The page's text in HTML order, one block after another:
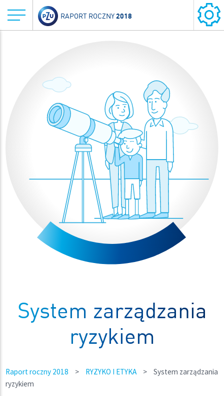
RAPORT ROCZNY2018
System zarządzania
ryzykiem
Raport roczny 2018 > RYZYKO I ETYKA >
System zarządzania
ryzykiem